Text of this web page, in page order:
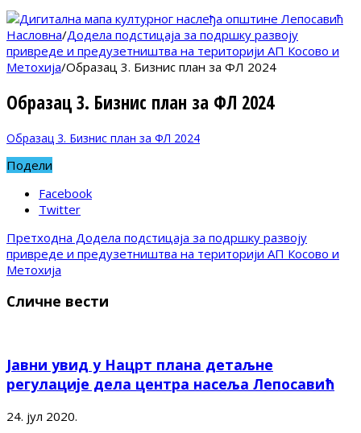
Насловна/Додела подстицаја за подршку развоју
привреде и предузетништва на територији АП Косово и
Метохија/Образац 3. Бизнис план за ФЛ 2024
Образац 3. Бизнис план за ФЛ 2024
Образац 3. Бизнис план за ФЛ 2024
Подели
Facebook
Twitter
Претходна Додела подстицаја за подршку развоју
привреде и предузетништва на територији АП Косово и
Метохија
Сличне вести
Јавни увид у Нацрт плана детаљне
регулације дела центра насеља Лепосавић
24. јул 2020.